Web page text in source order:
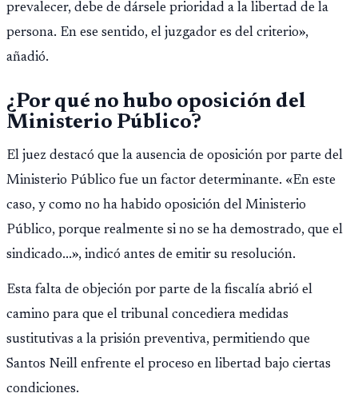
prevalecer, debe de dársele prioridad a la libertad de la
persona. En ese sentido, el juzgador es del criterio»,
añadió.
¿Por qué no hubo oposición del
Ministerio Público?
El juez destacó que la ausencia de oposición por parte del
Ministerio Público fue un factor determinante. «En este
caso, y como no ha habido oposición del Ministerio
Público, porque realmente si no se ha demostrado, que el
sindicado...», indicó antes de emitir su resolución.
Esta falta de objeción por parte de la fiscalía abrió el
camino para que el tribunal concediera medidas
sustitutivas a la prisión preventiva, permitiendo que
Santos Neill enfrente el proceso en libertad bajo ciertas
condiciones.